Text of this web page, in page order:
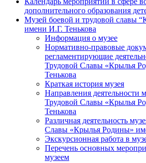
дополнительного образования
Музей боевой и трудовой славы
имени И.Г. Тенькова
Информация о музее
Нормативно-правовые
регламентирующие
Трудовой Славы «Крылья
Тенькова
Краткая история музея
Направления деятельности
Трудовой Славы «Крылья
Тенькова
Различная деятельность
Славы «Крылья Родины»
Экскурсионная работа в
Перечень основных
музеем